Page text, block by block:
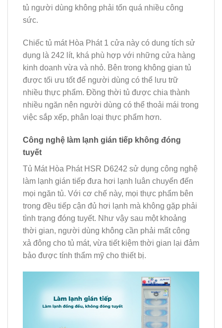
tủ người dùng không phải tốn quá nhiều công
sức.
Chiếc tủ mát Hòa Phát 1 cửa này có dung tích sử
dụng là 242 lít, khá phù hợp với những cửa hàng
kinh doanh vừa và nhỏ. Bên trong không gian tủ
được tối ưu tốt để người dùng có thể lưu trữ
nhiều thực phẩm. Đồng thời tủ được chia thành
nhiều ngăn nên người dùng có thể thoải mái trong
việc sắp xếp, phân loại thực phẩm hơn.
Công nghệ làm lạnh gián tiếp không đóng
tuyết
Tủ Mát Hòa Phát HSR D6242 sử dụng công nghệ
làm lạnh gián tiếp đưa hơi lạnh luân chuyển đến
mọi ngăn tủ. Với cơ chế này, mọi thực phẩm bên
trong đều tiếp cận đủ hơi lạnh mà không gặp phải
tình trạng đóng tuyết. Như vậy sau một khoảng
thời gian, người dùng không cần phải mất công
xả đông cho tủ mát, vừa tiết kiệm thời gian lại đảm
bảo được tính thẩm mỹ cho thiết bị.